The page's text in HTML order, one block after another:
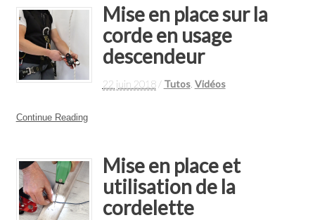
Mise en place sur la
corde en usage
descendeur
22 juin 2018 / Tutos, Vidéos
Continue Reading
Mise en place et
utilisation de la
cordelette